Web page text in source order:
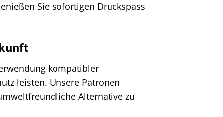
Sie sofortigen Druckspass
kompatibler
leisten. Unsere Patronen
Alternative zu